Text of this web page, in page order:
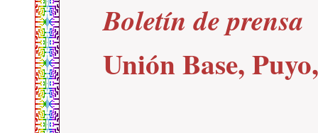
Boletín de prensa
Unión Base,